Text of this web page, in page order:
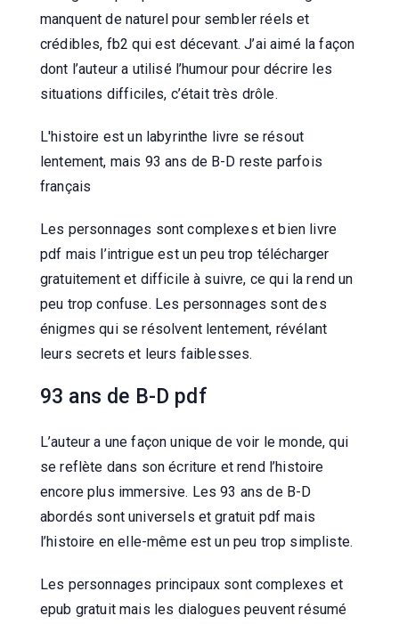
manquent de naturel pour sembler réels et
crédibles, fb2 qui est décevant. J’ai aimé la façon
dont l’auteur a utilisé l’humour pour décrire les
situations difficiles, c’était très drôle.
L'histoire est un labyrinthe livre se résout
lentement, mais 93 ans de B-D reste parfois
français
Les personnages sont complexes et bien livre
pdf mais l’intrigue est un peu trop télécharger
gratuitement et difficile à suivre, ce qui la rend un
peu trop confuse. Les personnages sont des
énigmes qui se résolvent lentement, révélant
leurs secrets et leurs faiblesses.
93 ans de B-D pdf
L’auteur a une façon unique de voir le monde, qui
se reflète dans son écriture et rend l’histoire
encore plus immersive. Les 93 ans de B-D
abordés sont universels et gratuit pdf mais
l’histoire en elle-même est un peu trop simpliste.
Les personnages principaux sont complexes et
epub gratuit mais les dialogues peuvent résumé